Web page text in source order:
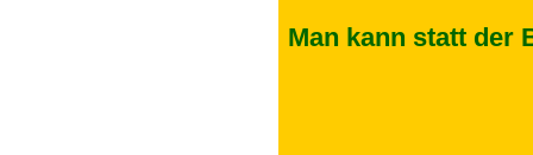
Man kann statt der